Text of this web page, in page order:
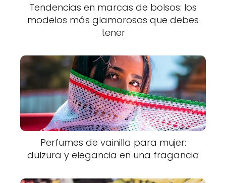
Tendencias en marcas de bolsos: los
modelos más glamorosos que debes
tener
Perfumes de vainilla para mujer:
dulzura y elegancia en una fragancia